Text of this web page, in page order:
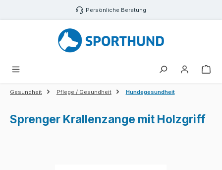
Zum Hauptinhalt springen Persönliche Beratung
Gesundheit Pflege / Gesundheit Hundegesundheit
Sprenger Krallenzange mit Holzgriff